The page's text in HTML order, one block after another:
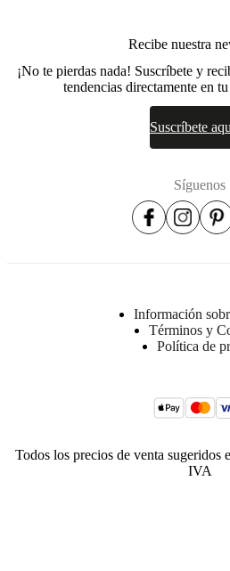
Recibe nuestra
¡No te pierdas nada! Suscríbete y
tendencias directamente en
Suscríbete
Síguenos
Información
Términos y
Política de
Todos los precios de venta sugeridos
IVA